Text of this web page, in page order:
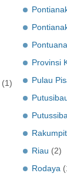
(1)
Provinsi
Pulau
Rakumpit
Riau (2)
Rodaya